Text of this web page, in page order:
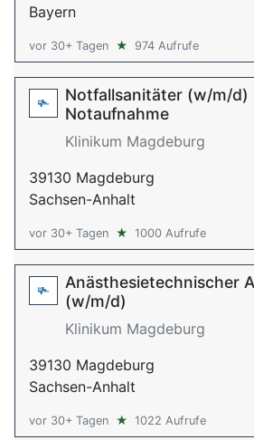
Bayern
vor 30+ Tagen ★ 974 Aufrufe
Notfallsanitäter (w/m/d)
Notaufnahme
Klinikum Magdeburg
39130 Magdeburg
Sachsen-Anhalt
vor 30+ Tagen ★ 1000 Aufrufe
Anästhesietechnischer
(w/m/d)
Klinikum Magdeburg
39130 Magdeburg
Sachsen-Anhalt
vor 30+ Tagen ★ 1022 Aufrufe